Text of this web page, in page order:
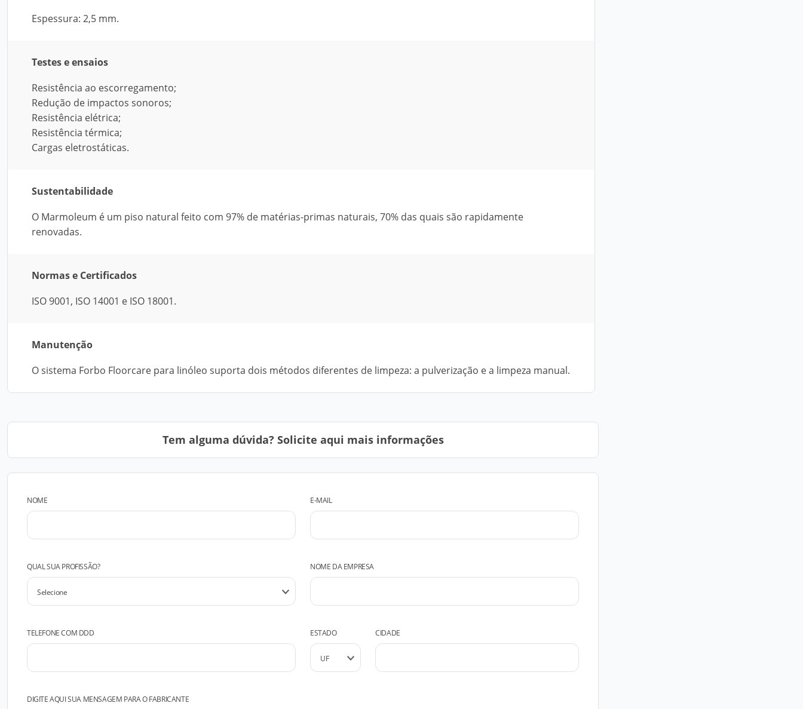
Espessura: 2,5 mm.
Testes e ensaios
Resistência ao escorregamento;
Redução de impactos sonoros;
Resistência elétrica;
Resistência térmica;
Cargas eletrostáticas.
Sustentabilidade
O Marmoleum é um piso natural feito com 97% de matérias-primas naturais, 70% das quais são rapidamente
renovadas.
Normas e Certificados
ISO 9001, ISO 14001 e ISO 18001.
Manutenção
O sistema Forbo Floorcare para linóleo suporta dois métodos diferentes de limpeza: a pulverização e a limpeza manual.
Tem alguma dúvida? Solicite aqui mais informações
NOME E-MAIL
QUAL SUA PROFISSÃO? NOME DA EMPRESA
TELEFONE COM DDD ESTADO CIDADE
DIGITE AQUI SUA MENSAGEM PARA O FABRICANTE